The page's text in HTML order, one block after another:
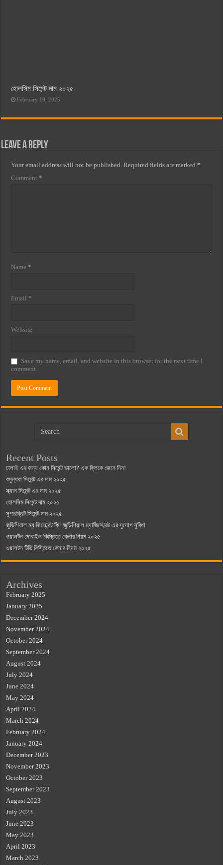
হোলসিম সিমেন্ট দাম ২০২৫
February 19, 2025
Leave a Reply
Your email address will not be published. Required fields are marked*
Comment *
Name *
Email *
Website
Save my name, email, and website in this browser for the next time I
comment.
Recent Posts
ঢালাই এর জন্য কোন সিমেন্ট ভালো? এক ক্লিকে জেনে নিন!
বসুন্ধরা সিমেন্ট এর দাম ২০২৫
স্ক্যান সিমেন্ট এর দাম ২০২৫
হোলসিম সিমেন্ট দাম ২০২৫
সুপারক্রিট সিমেন্ট দাম ২০২৫
জুডিশিয়াল ম্যাজিস্ট্রেট কি? জুডিশিয়াল ম্যাজিস্ট্রেট এর সুযোগ সুবিধা
ওয়ালটন মোবাইল কিস্তিতে কেনার নিয়ম ২০২৫
ওয়ালটন টিভি কিস্তিতে কেনার নিয়ম ২০২৫
Archives
February 2025
January 2025
December 2024
November 2024
October 2024
September 2024
August 2024
July 2024
June 2024
May 2024
April 2024
March 2024
February 2024
January 2024
December 2023
November 2023
October 2023
September 2023
August 2023
July 2023
June 2023
May 2023
April 2023
March 2023